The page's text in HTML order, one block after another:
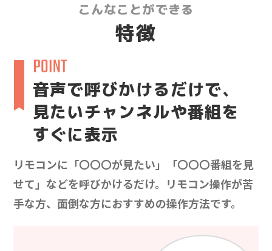
こんなことができる
特徴
音声で呼びかけるだけで、
見たいチャンネルや番組を
すぐに表示
リモコンに「〇〇〇が見たい」「〇〇〇番組を見
せて」などを呼びかけるだけ。リモコン操作が苦
手な方、面倒な方におすすめの操作方法です。